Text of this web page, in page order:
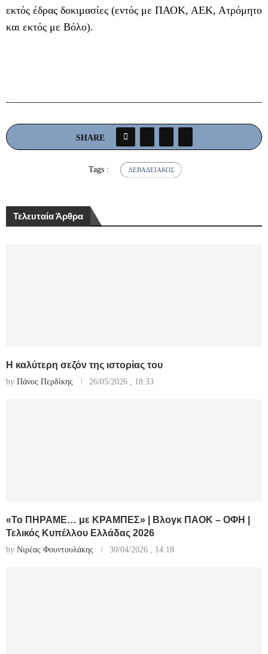
εκτός έδρας δοκιμασίες (εντός με ΠΑΟΚ, ΑΕΚ, Ατρόμητο
και εκτός με Βόλο).
SHARE
Tags : ΛΕΒΑΔΕΙΑΚΌΣ
Τελευταία Άρθρα
Η καλύτερη σεζόν της ιστορίας του
by Πάνος Περδίκης 26/05/2026 , 18:33
«Το ΠΗΡΑΜΕ… με ΚΡΑΜΠΕΣ» | Βλογκ ΠΑΟΚ – ΟΦΗ |
Τελικός Κυπέλλου Ελλάδας 2026
by Νιρέας Φουντουλάκης 30/04/2026 , 14:18